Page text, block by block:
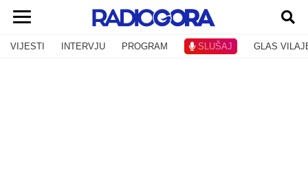
VIJESTI INTERVJU PROGRAM SLUŠAJ GLAS